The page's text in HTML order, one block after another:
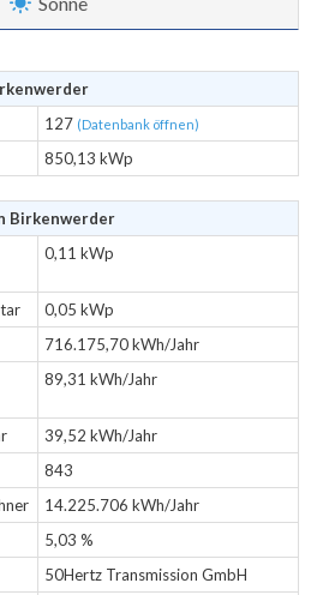
127 (Datenbank öffnen)
850,13 kWp
Birkenwerder
0,11 kWp
0,05 kWp
716.175,70 kWh/Jahr
89,31 kWh/Jahr
39,52 kWh/Jahr
843
14.225.706 kWh/Jahr
5,03 %
50Hertz Transmission GmbH